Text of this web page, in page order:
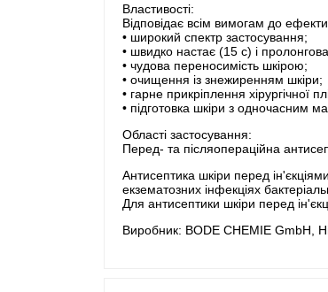
Властивості:
Відповідає всім вимогам до
• широкий спектр застосування;
• швидко настає (15 с) і
• чудова переносимість шкірою;
• очищення із знежиренням шкіри;
• гарне прикріплення хірургічної
• підготовка шкіри з одночасним
Області застосування:
Перед- та післяопераційна
Антисептика шкіри перед
екзематозних інфекціях
Для антисептики шкіри перед
Виробник: BODE CHEMIE GmbH,